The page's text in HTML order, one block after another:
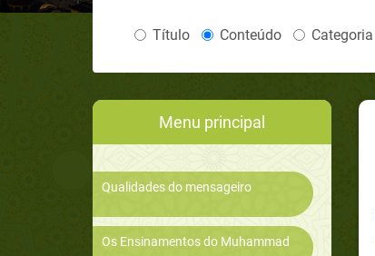
Título Conteúdo Categoria
Menu principal
Qualidades do mensageiro
Os Ensinamentos do Muhammad